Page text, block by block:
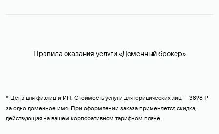
Правила оказания услуги «Доменный брокер»
* Цена для физлиц и ИП. Стоимость услуги для юридических лиц — 3898 ₽
за одно доменное имя. При оформлении заказа применяется скидка,
действующая на вашем корпоративном тарифном плане.